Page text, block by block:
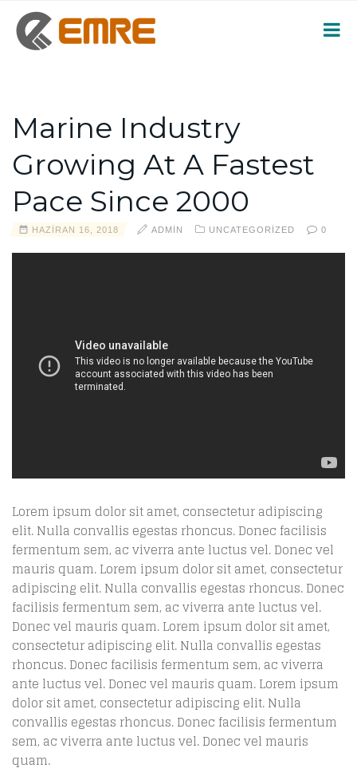
Marine Industry
Growing At A Fastest
Pace Since 2000
HAZIRAN 16, 2018 ADMIN UNCATEGORIZED 0
Lorem ipsum dolor sit amet, consectetur adipiscing
elit. Nulla convallis egestas rhoncus. Donec facilisis
fermentum sem, ac viverra ante luctus vel. Donec vel
mauris quam. Lorem ipsum dolor sit amet, consectetur
adipiscing elit. Nulla convallis egestas rhoncus. Donec
facilisis fermentum sem, ac viverra ante luctus vel.
Donec vel mauris quam. Lorem ipsum dolor sit amet,
consectetur adipiscing elit. Nulla convallis egestas
rhoncus. Donec facilisis fermentum sem, ac viverra
ante luctus vel. Donec vel mauris quam. Lorem ipsum
dolor sit amet, consectetur adipiscing elit. Nulla
convallis egestas rhoncus. Donec facilisis fermentum
sem, ac viverra ante luctus vel. Donec vel mauris
quam.